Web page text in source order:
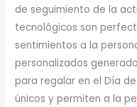
de seguimiento de la
tecnológicos son
sentimientos a la
personalizados
para regalar en el Día
únicos y permiten a la